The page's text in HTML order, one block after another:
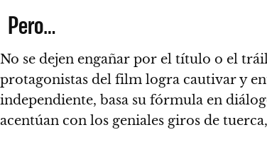
Pero…
No se dejen engañar por el título o el
protagonistas del film logra cautivar y
independiente, basa su fórmula en
acentúan con los geniales giros de